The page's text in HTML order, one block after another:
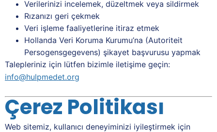
Verilerinizi incelemek, düzeltmek veya sildirmek
Rızanızı geri çekmek
Veri işleme faaliyetlerine itiraz etmek
Hollanda Veri Koruma Kurumu’na (Autoriteit
Persogensgegevens) şikayet başvurusu yapmak
Talepleriniz için lütfen bizimle iletişime geçin:
info@hulpmedet.org
Çerez Politikası
Web sitemiz, kullanıcı deneyiminizi iyileştirmek için